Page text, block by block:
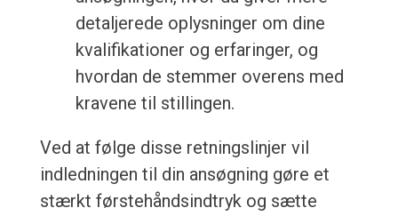
detaljerede oplysninger om dine
kvalifikationer og erfaringer, og
hvordan de stemmer overens med
kravene til stillingen.
Ved at følge disse retningslinjer vil
indledningen til din ansøgning gøre et
stærkt førstehåndsindtryk og sætte